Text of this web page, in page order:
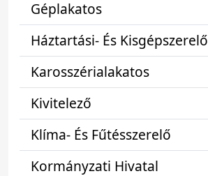
Géplakatos
Háztartási- És Kisgépszerelő
Karosszérialakatos
Kivitelező
Klíma- És Fűtésszerelő
Kormányzati Hivatal